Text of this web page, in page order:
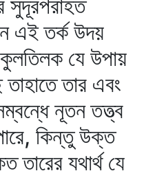
এই তর্ক উদয়
যে উপায়
তার এবং
নূতন তত্ত্ব
কিন্তু উক্ত
তারের যথার্থ যে